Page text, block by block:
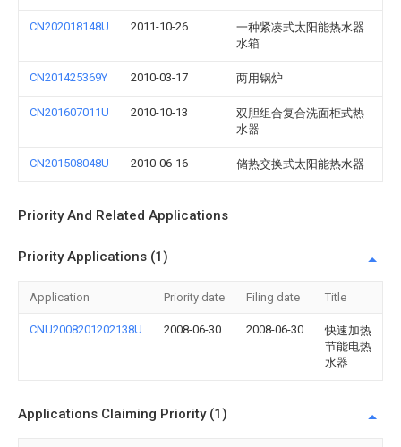
CN202018148U 2011-10-26
一种紧凑式太阳能热水器
水箱
CN201425369Y 2010-03-17 两用锅炉
CN201607011U 2010-10-13
双胆组合复合洗面柜式热
水器
CN201508048U 2010-06-16 储热交换式太阳能热水器
Priority And Related Applications
Priority Applications (1)
Application Priority date Filing date Title
CNU2008201202138U 2008-06-30 2008-06-30
快速加热
节能电热
水器
Applications Claiming Priority (1)